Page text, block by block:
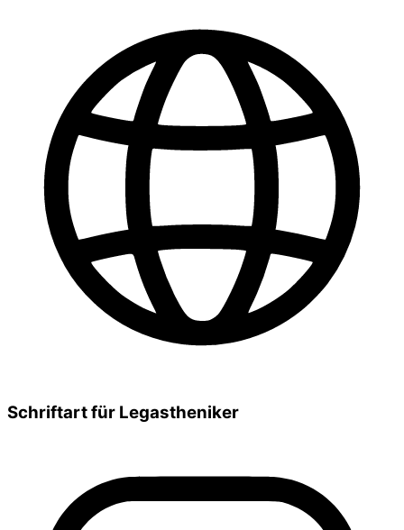
Schriftart für Legastheniker